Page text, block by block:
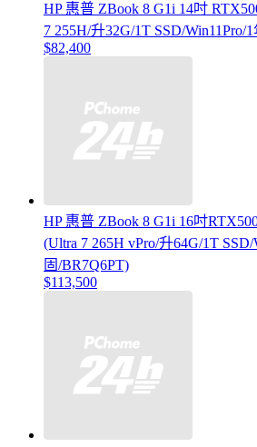
HP 惠普 ZBook 8 G1i 14吋
7 255H/升32G/1T SSD/Win11Pro/
$82,400
HP 惠普 ZBook 8 G1i 16吋
(Ultra 7 265H vPro/升64G/1T
固/BR7Q6PT)
$113,500